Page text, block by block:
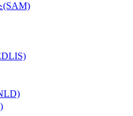
(SAM)